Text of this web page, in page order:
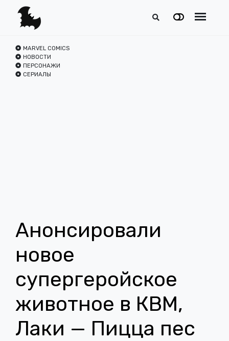
MARVEL COMICS
НОВОСТИ
ПЕРСОНАЖИ
СЕРИАЛЫ
Анонсировали
новое
супергеройское
животное в КВМ,
Лаки — Пицца пес